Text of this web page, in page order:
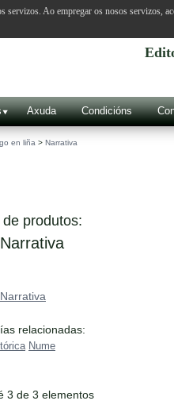
Axuda Condicións
en liña > Narrativa
produtos:
Narrativa
Narrativa
relacionadas:
Nume
3 de 3 elementos
Ao empregar os nosos servizos,